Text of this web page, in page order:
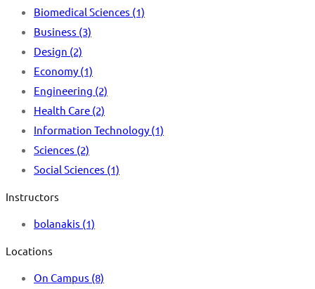
Biomedical Sciences (1)
Business (3)
Design (2)
Economy (1)
Engineering (2)
Health Care (2)
Information Technology (1)
Sciences (2)
Social Sciences (1)
Instructors
bolanakis (1)
Locations
On Campus (8)